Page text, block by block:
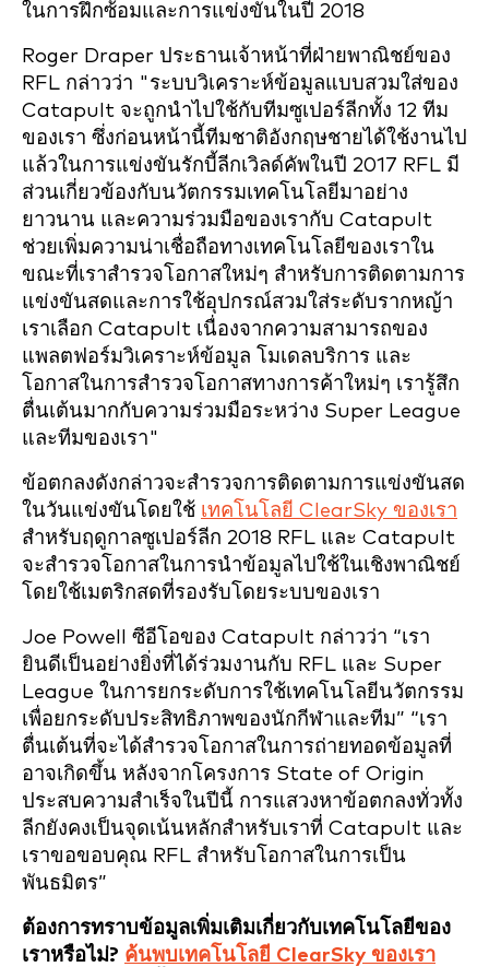
ในการฝึกซ้อมและการแข่งขันในปี 2018
Roger Draper ประธานเจ้าหน้าที่ฝ่ายพาณิชย์ของ
RFL กล่าวว่า "ระบบวิเคราะห์ข้อมูลแบบสวมใส่ของ
Catapult จะถูกนำไปใช้กับทีมซูเปอร์ลีกทั้ง 12 ทีม
ของเรา ซึ่งก่อนหน้านี้ทีมชาติอังกฤษชายได้ใช้งานไป
แล้วในการแข่งขันรักบี้ลีกเวิลด์คัพในปี 2017 RFL มี
ส่วนเกี่ยวข้องกับนวัตกรรมเทคโนโลยีมาอย่าง
ยาวนาน และความร่วมมือของเรากับ Catapult
ช่วยเพิ่มความน่าเชื่อถือทางเทคโนโลยีของเราใน
ขณะที่เราสำรวจโอกาสใหม่ๆ สำหรับการติดตามการ
แข่งขันสดและการใช้อุปกรณ์สวมใส่ระดับรากหญ้า
เราเลือก Catapult เนื่องจากความสามารถของ
แพลตฟอร์มวิเคราะห์ข้อมูล โมเดลบริการ และ
โอกาสในการสำรวจโอกาสทางการค้าใหม่ๆ เรารู้สึก
ตื่นเต้นมากกับความร่วมมือระหว่าง Super League
และทีมของเรา"
ข้อตกลงดังกล่าวจะสำรวจการติดตามการแข่งขันสด
ในวันแข่งขันโดยใช้ เทคโนโลยี ClearSky ของเรา
สำหรับฤดูกาลซูเปอร์ลีก 2018 RFL และ Catapult
จะสำรวจโอกาสในการนำข้อมูลไปใช้ในเชิงพาณิชย์
โดยใช้เมตริกสดที่รองรับโดยระบบของเรา
Joe Powell ซีอีโอของ Catapult กล่าวว่า “เรา
ยินดีเป็นอย่างยิ่งที่ได้ร่วมงานกับ RFL และ Super
League ในการยกระดับการใช้เทคโนโลยีนวัตกรรม
เพื่อยกระดับประสิทธิภาพของนักกีฬาและทีม” “เรา
ตื่นเต้นที่จะได้สำรวจโอกาสในการถ่ายทอดข้อมูลที่
อาจเกิดขึ้น หลังจากโครงการ State of Origin
ประสบความสำเร็จในปีนี้ การแสวงหาข้อตกลงทั่วทั้ง
ลีกยังคงเป็นจุดเน้นหลักสำหรับเราที่ Catapult และ
เราขอขอบคุณ RFL สำหรับโอกาสในการเป็น
พันธมิตร”
ต้องการทราบข้อมูลเพิ่มเติมเกี่ยวกับเทคโนโลยีของ
เราหรือไม่? ค้นพบเทคโนโลยี ClearSky ของเรา